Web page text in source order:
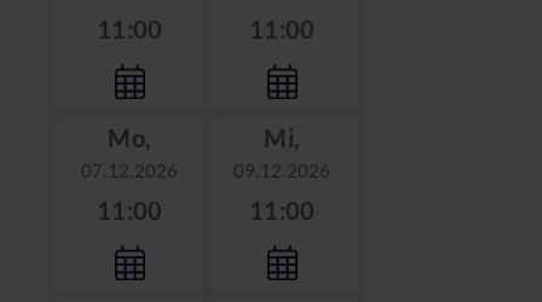
11:00 11:00
Mo,
07.12.2026
11:00
Mi,
09.12.2026
11:00